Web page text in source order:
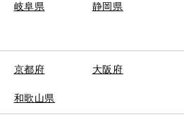
岐阜県 静岡県
京都府 大阪府
和歌山県
サービス